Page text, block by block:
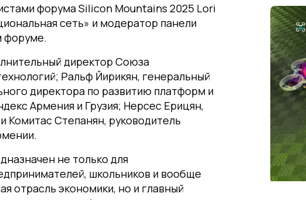
форума Silicon Mountains 2025 Lori
сеть» и модератор панели
форуме.
директор Союза
Ральф Йирикян, генеральный
директора по развитию платформ и
Армения и Грузия; Нерсес Ерицян,
Степанян, руководитель
не только для
школьников и вообще
отрасль экономики, но и главный